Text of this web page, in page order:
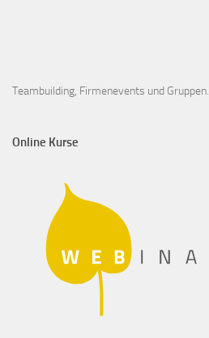
Teambuilding, Firmenevents und Gruppen.
Online Kurse